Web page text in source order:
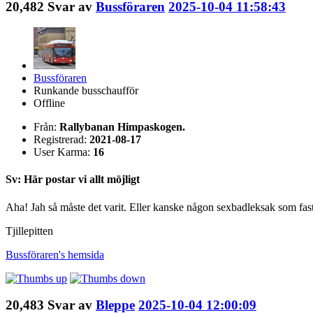
20,482 Svar av Bussföraren 2025-10-04 11:58:43
Bussföraren
Runkande busschaufför
Offline
Från: Rallybanan Himpaskogen.
Registrerad: 2021-08-17
User Karma: 16
Sv: Här postar vi allt möjligt
Aha! Jah så måste det varit. Eller kanske någon sexbadleksak som
Tjillepitten
Bussföraren's hemsida
20,483 Svar av Bleppe 2025-10-04 12:00:09